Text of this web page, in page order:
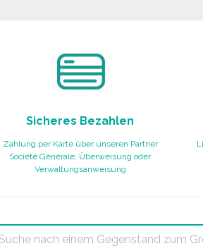
Sicheres Bezahlen
Zahlung per Karte über unseren Partner
Société Générale, Überweisung oder
Verwaltungsanweisung